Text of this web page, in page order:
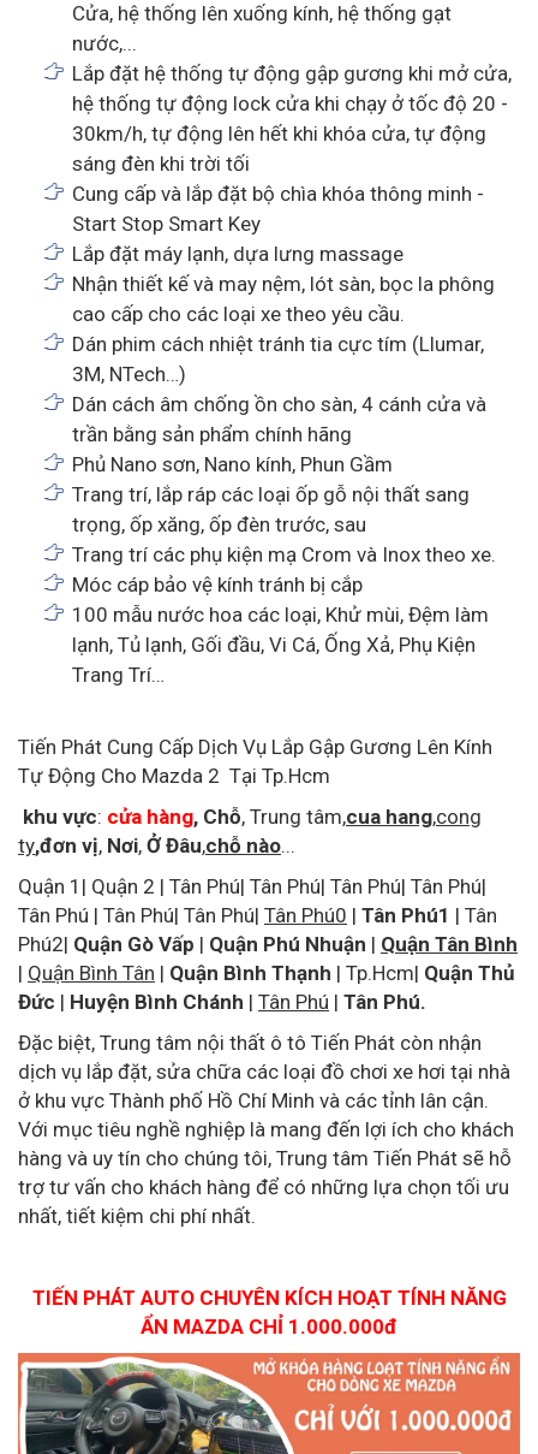
Cửa, hệ thống lên xuống kính, hệ thống gạt
nước,...
Lắp đặt hệ thống tự động gập gương khi mở cửa,
hệ thống tự động lock cửa khi chạy ở tốc độ 20 -
30km/h, tự động lên hết khi khóa cửa, tự động
sáng đèn khi trời tối
Cung cấp và lắp đặt bộ chìa khóa thông minh -
Start Stop Smart Key
Lắp đặt máy lạnh, dựa lưng massage
Nhận thiết kế và may nệm, lót sàn, bọc la phông
cao cấp cho các loại xe theo yêu cầu.
Dán phim cách nhiệt tránh tia cực tím (Llumar,
3M, NTech…)
Dán cách âm chống ồn cho sàn, 4 cánh cửa và
trần bằng sản phẩm chính hãng
Phủ Nano sơn, Nano kính, Phun Gầm
Trang trí, lắp ráp các loại ốp gỗ nội thất sang
trọng, ốp xăng, ốp đèn trước, sau
Trang trí các phụ kiện mạ Crom và Inox theo xe.
Móc cáp bảo vệ kính tránh bị cắp
100 mẫu nước hoa các loại, Khử mùi, Đệm làm
lạnh, Tủ lạnh, Gối đầu, Vi Cá, Ống Xả, Phụ Kiện
Trang Trí…
Tiến Phát Cung Cấp Dịch Vụ Lắp Gập Gương Lên Kính
Tự Động Cho Mazda 2 Tại Tp.Hcm
khu vực: cửa hàng, Chỗ, Trung tâm,cua hang,cong
ty,đơn vị, Nơi, Ở Đâu,chỗ nào...
Quận 1| Quận 2 | Tân Phú| Tân Phú| Tân Phú| Tân Phú|
Tân Phú | Tân Phú| Tân Phú| Tân Phú0 | Tân Phú1 | Tân
Phú2| Quận Gò Vấp | Quận Phú Nhuận | Quận Tân Bình
| Quận Bình Tân | Quận Bình Thạnh | Tp.Hcm| Quận Thủ
Đức | Huyện Bình Chánh | Tân Phú | Tân Phú.
Đặc biệt, Trung tâm nội thất ô tô Tiến Phát còn nhận
dịch vụ lắp đặt, sửa chữa các loại đồ chơi xe hơi tại nhà
ở khu vực Thành phố Hồ Chí Minh và các tỉnh lân cận.
Với mục tiêu nghề nghiệp là mang đến lợi ích cho khách
hàng và uy tín cho chúng tôi, Trung tâm Tiến Phát sẽ hỗ
trợ tư vấn cho khách hàng để có những lựa chọn tối ưu
nhất, tiết kiệm chi phí nhất.
TIẾN PHÁT AUTO CHUYÊN KÍCH HOẠT TÍNH NĂNG
ẨN MAZDA CHỈ 1.000.000đ